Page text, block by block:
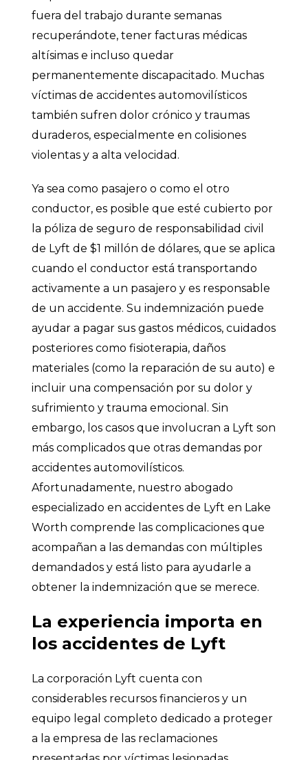
fuera del trabajo durante semanas
recuperándote, tener facturas médicas
altísimas e incluso quedar
permanentemente discapacitado. Muchas
víctimas de accidentes automovilísticos
también sufren dolor crónico y traumas
duraderos, especialmente en colisiones
violentas y a alta velocidad.
Ya sea como pasajero o como el otro
conductor, es posible que esté cubierto por
la póliza de seguro de responsabilidad civil
de Lyft de $1 millón de dólares, que se aplica
cuando el conductor está transportando
activamente a un pasajero y es responsable
de un accidente. Su indemnización puede
ayudar a pagar sus gastos médicos, cuidados
posteriores como fisioterapia, daños
materiales (como la reparación de su auto) e
incluir una compensación por su dolor y
sufrimiento y trauma emocional. Sin
embargo, los casos que involucran a Lyft son
más complicados que otras demandas por
accidentes automovilísticos.
Afortunadamente, nuestro abogado
especializado en accidentes de Lyft en Lake
Worth comprende las complicaciones que
acompañan a las demandas con múltiples
demandados y está listo para ayudarle a
obtener la indemnización que se merece.
La experiencia importa en
los accidentes de Lyft
La corporación Lyft cuenta con
considerables recursos financieros y un
equipo legal completo dedicado a proteger
a la empresa de las reclamaciones